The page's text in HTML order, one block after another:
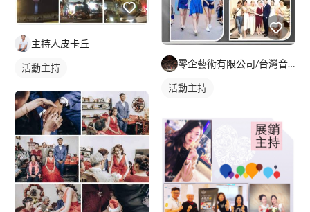
主持人皮卡丘
活動主持 零企藝術有限公司/台灣音樂世紀樂團
活動主持